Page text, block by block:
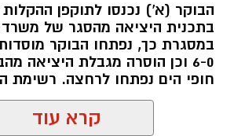
הבוקר (א') נכנסו לתוקפן
בתכנית היציאה מהסגר של משרד
במסגרת כך, נפתחו הבוקר מוסדות
6-0 וכן הוסרה מגבלת היציאה
חופי הים נפתחו לרחצה. רשימת
קרא עוד